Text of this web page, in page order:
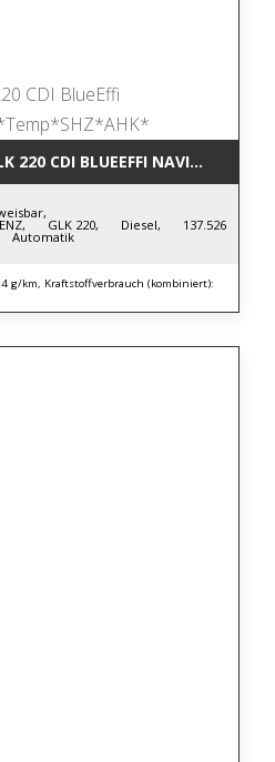
MERCEDES-BENZ GLK 220 CDI
GLK 220, Diesel, 137.526
Automatik
g/km, Kraftstoffverbrauch (kombiniert):